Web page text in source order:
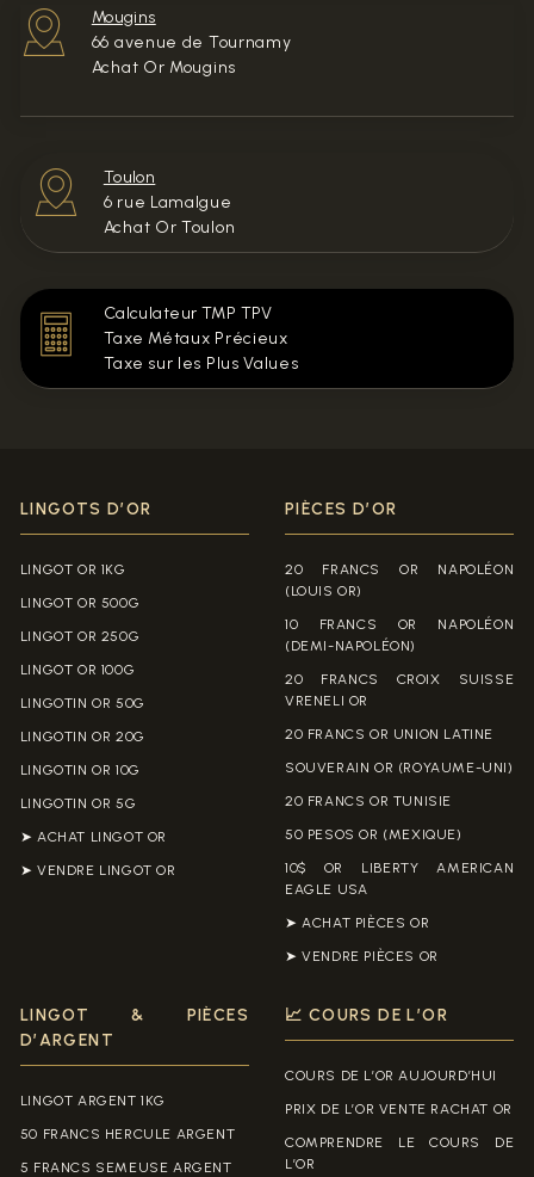
Mougins
66 avenue de Tournamy
Achat Or Mougins
Toulon
6 rue Lamalgue
Achat Or Toulon
Calculateur TMP TPV
Taxe Métaux Précieux
Taxe sur les Plus Values
LINGOTS D’OR
LINGOT OR 1KG
LINGOT OR 500G
LINGOT OR 250G
LINGOT OR 100G
LINGOTIN OR 50G
LINGOTIN OR 20G
LINGOTIN OR 10G
LINGOTIN OR 5G
➤ ACHAT LINGOT OR
➤ VENDRE LINGOT OR
PIÈCES D’OR
20 FRANCS OR NAPOLÉON
(LOUIS OR)
10 FRANCS OR NAPOLÉON
(DEMI-NAPOLÉON)
20 FRANCS CROIX SUISSE
VRENELI OR
20 FRANCS OR UNION LATINE
SOUVERAIN OR (ROYAUME-UNI)
20 FRANCS OR TUNISIE
50 PESOS OR (MEXIQUE)
10$ OR LIBERTY AMERICAN
EAGLE USA
➤ ACHAT PIÈCES OR
➤ VENDRE PIÈCES OR
LINGOT & PIÈCES
D’ARGENT
LINGOT ARGENT 1KG
50 FRANCS HERCULE ARGENT
5 FRANCS SEMEUSE ARGENT
📈 COURS DE L’OR
COURS DE L’OR AUJOURD’HUI
PRIX DE L’OR VENTE RACHAT OR
COMPRENDRE LE COURS DE
L’OR